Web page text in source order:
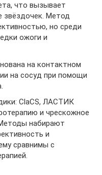
что вызывает
звёздочек. Метод
но среди
ожоги и
на контактном
на сосуд при помощи
ClaCS, ЛАСТИК
и чрескожное
набирают
и
сравнимы с